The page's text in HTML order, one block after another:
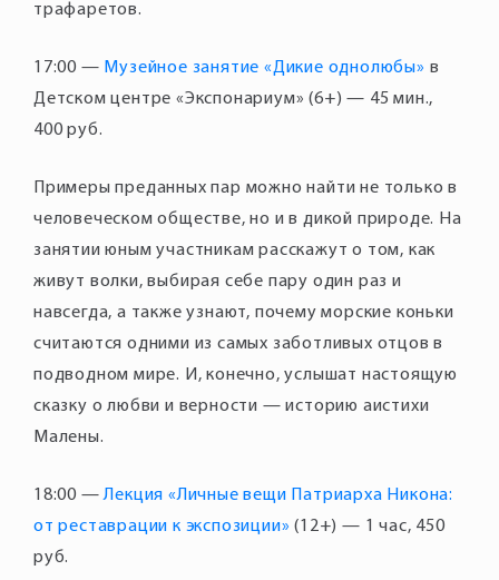
трафаретов.
17:00 — Музейное занятие «Дикие однолюбы» в
Детском центре «Экспонариум» (6+) — 45 мин.,
400 руб.
Примеры преданных пар можно найти не только в
человеческом обществе, но и в дикой природе. На
занятии юным участникам расскажут о том, как
живут волки, выбирая себе пару один раз и
навсегда, а также узнают, почему морские коньки
считаются одними из самых заботливых отцов в
подводном мире. И, конечно, услышат настоящую
сказку о любви и верности — историю аистихи
Малены.
18:00 —Лекция «Личные вещи Патриарха Никона:
от реставрации к экспозиции» (12+) — 1 час, 450
руб.